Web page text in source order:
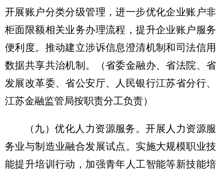
开展账户分类分级管理，进一步优化企业账户非
柜面限额相关业务办理流程，提升企业账户服务
便利度。推动建立涉诉信息澄清机制和司法信用
数据共享共治机制。
（省委金融办、省法院、省
发展改革委、省公安厅、人民银行江苏省分行、
江苏金融监管局按职责分工负责）
（九）优化人力资源服务。开展人力资源服
务业与制造业融合发展试点。实施大规模职业技
能提升培训行动，加强青年人工智能等新技能培